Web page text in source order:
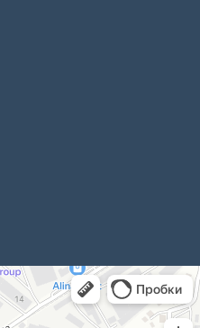
область
область
АО
область